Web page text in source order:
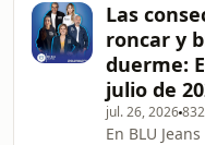
[03:00:00]
information.
Las
roncar y
duerme:
julio de
jul. 26, 2026
En BLU